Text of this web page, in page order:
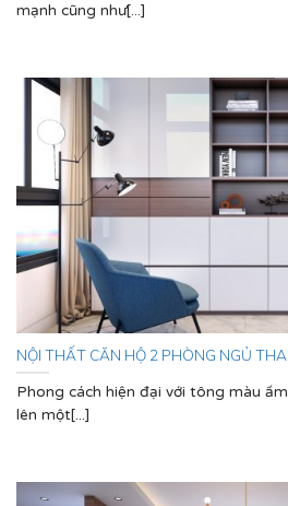
mạnh cũng như[...]
NỘI THẤT CĂN HỘ 2 PHÒNG NGỦ
Phong cách hiện đại với tông màu
lên một[...]